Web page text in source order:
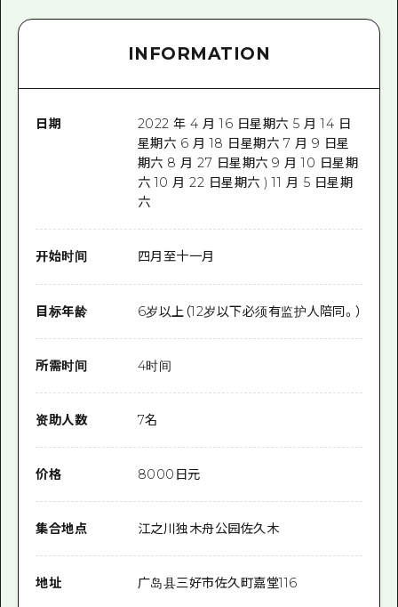
INFORMATION
日期
2022 年 4 月 16 日星期六 5 月 14 日
星期六 6 月 18 日星期六 7 月 9 日星
期六 8 月 27 日星期六 9 月 10 日星期
六 10 月 22 日星期六 ) 11 月 5 日星期
六
开始时间 四月至十一月
目标年龄 6岁以上（12岁以下必须有监护人陪同。）
所需时间 4时间
资助人数 7名
价格 8000日元
集合地点 江之川独木舟公园佐久木
地址 广岛县三好市佐久町嘉堂116